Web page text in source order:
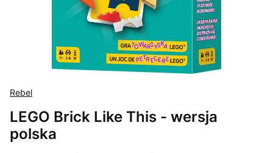
Rebel
LEGO Brick Like This - wersja
polska